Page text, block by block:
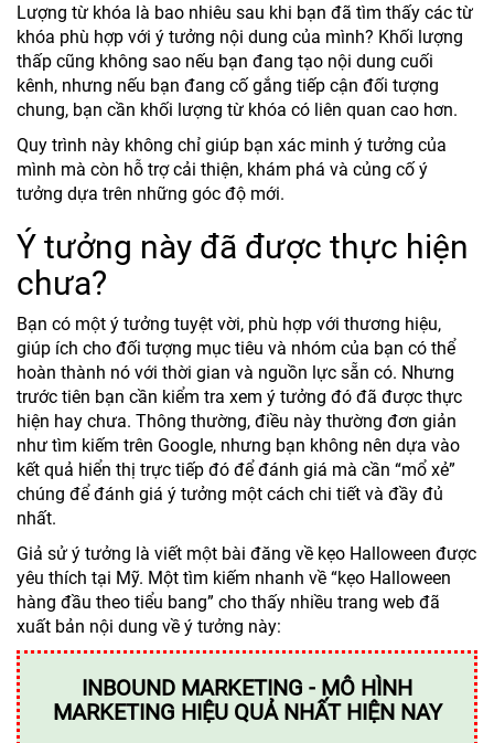
Lượng từ khóa là bao nhiêu sau khi bạn đã tìm thấy các từ
khóa phù hợp với ý tưởng nội dung của mình? Khối lượng
thấp cũng không sao nếu bạn đang tạo nội dung cuối
kênh, nhưng nếu bạn đang cố gắng tiếp cận đối tượng
chung, bạn cần khối lượng từ khóa có liên quan cao hơn.
Quy trình này không chỉ giúp bạn xác minh ý tưởng của
mình mà còn hỗ trợ cải thiện, khám phá và củng cố ý
tưởng dựa trên những góc độ mới.
Ý tưởng này đã được thực hiện
chưa?
Bạn có một ý tưởng tuyệt vời, phù hợp với thương hiệu,
giúp ích cho đối tượng mục tiêu và nhóm của bạn có thể
hoàn thành nó với thời gian và nguồn lực sẵn có. Nhưng
trước tiên bạn cần kiểm tra xem ý tưởng đó đã được thực
hiện hay chưa. Thông thường, điều này thường đơn giản
như tìm kiếm trên Google, nhưng bạn không nên dựa vào
kết quả hiển thị trực tiếp đó để đánh giá mà cần “mổ xẻ”
chúng để đánh giá ý tưởng một cách chi tiết và đầy đủ
nhất.
Giả sử ý tưởng là viết một bài đăng về kẹo Halloween được
yêu thích tại Mỹ. Một tìm kiếm nhanh về “kẹo Halloween
hàng đầu theo tiểu bang” cho thấy nhiều trang web đã
xuất bản nội dung về ý tưởng này:
INBOUND MARKETING - MÔ HÌNH
MARKETING HIỆU QUẢ NHẤT HIỆN NAY